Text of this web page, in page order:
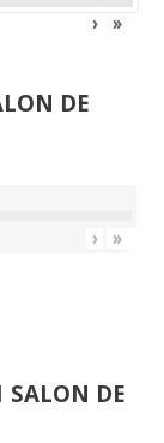
› »
DE
› »
SALON DE